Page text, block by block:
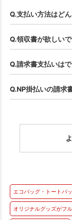
Q.支払い方法はど
Q.領収書が欲しいで
Q.請求書支払いはで
Q.NP掛払いの請求
エコバッグ・トートバ
オリジナルグッズがフ